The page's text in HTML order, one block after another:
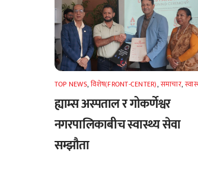
TOP NEWS,विशेष(FRONT-CENTER),समाचार,
ह्याम्स अस्पताल र गोकर्णेश्वर
नगरपालिकाबीच स्वास्थ्य सेवा
सम्झौता